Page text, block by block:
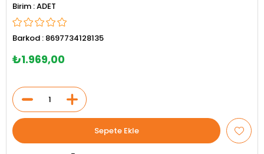
ADET
Barkod : 8697734128135
₺1.969,00